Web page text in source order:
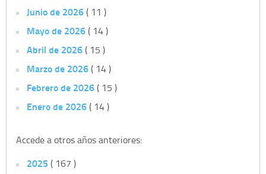
Junio de 2026( 11 )
Mayo de 2026( 14 )
Abril de 2026( 15 )
Marzo de 2026( 14 )
Febrero de 2026( 15 )
Enero de 2026( 14 )
Accede a otros años anteriores:
2025 ( 167 )